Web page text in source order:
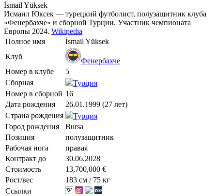
İsmail Yüksek
Исмаил Юксек — турецкий футболист, полузащитник клуба
«Фенербахче» и сборной Турции. Участник чемпионата
Европы 2024. Wikipedia
Полное имя
İsmail Yüksek
Клуб
Фенербахче
Номер в клубе
5
Сборная
Турция
Номер в сборной 16
Дата рождения
26.01.1999 (27 лет)
Страна рождения
Турция
Город рождения
Bursa
Позиция
полузащитник
Рабочая нога
правая
Контракт до
30.06.2028
Стоимость
13,700,000 €
Рост/вес
183 см / 75 кг
Ссылки